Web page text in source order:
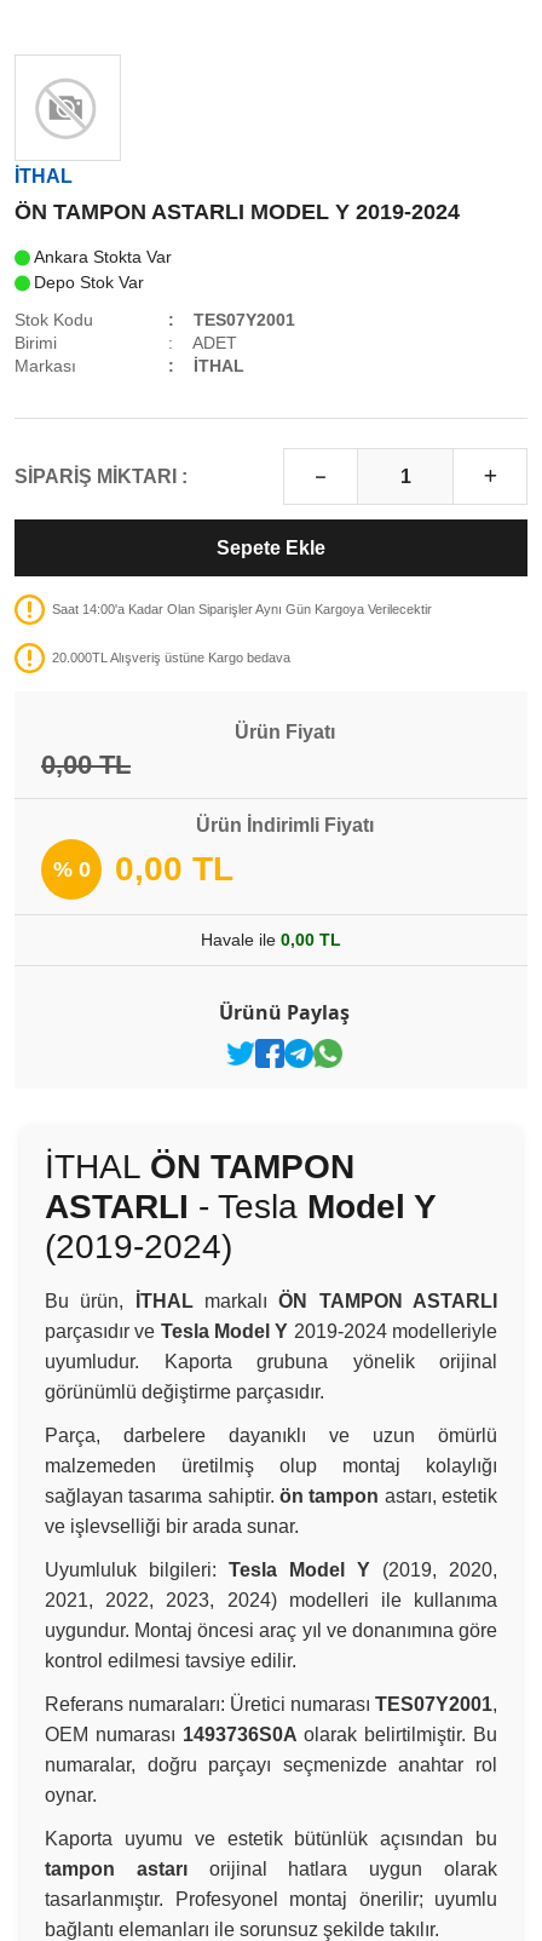
İTHAL
ÖN TAMPON ASTARLI MODEL Y 2019-2024
Ankara Stokta Var
Depo Stok Var
Stok Kodu
TES07Y2001
Birimi
ADET
Markası
İTHAL
SİPARİŞ MİKTARI :
Sepete Ekle
Saat 14:00'a Kadar Olan Siparişler Aynı Gün Kargoya Verilecektir
20.000TL Alışveriş üstüne Kargo bedava
Ürün Fiyatı
0,00 TL
Ürün İndirimli Fiyatı
% 0 0,00 TL
Havale ile 0,00 TL
Ürünü Paylaş
İTHAL ÖN TAMPON
ASTARLI - Tesla Model Y
(2019-2024)
Bu ürün, İTHALmarkalıÖN TAMPON ASTARLI
parçasıdır ve Tesla Model Y 2019-2024 modelleriyle
uyumludur. Kaporta grubuna yönelik orijinal
görünümlü değiştirme parçasıdır.
Parça, darbelere dayanıklı ve uzun ömürlü
malzemeden üretilmiş olup montaj kolaylığı
sağlayan tasarıma sahiptir. ön tampon astarı, estetik
ve işlevselliği bir arada sunar.
Uyumluluk bilgileri: Tesla Model Y (2019, 2020,
2021, 2022, 2023, 2024) modelleri ile kullanıma
uygundur. Montaj öncesi araç yıl ve donanımına göre
kontrol edilmesi tavsiye edilir.
Referans numaraları: Üretici numarası TES07Y2001,
OEM numarası 1493736S0A olarak belirtilmiştir. Bu
numaralar, doğru parçayı seçmenizde anahtar rol
oynar.
Kaporta uyumu ve estetik bütünlük açısından bu
tampon astarıorijinal hatlara uygun olarak
tasarlanmıştır. Profesyonel montaj önerilir; uyumlu
bağlantı elemanları ile sorunsuz şekilde takılır.